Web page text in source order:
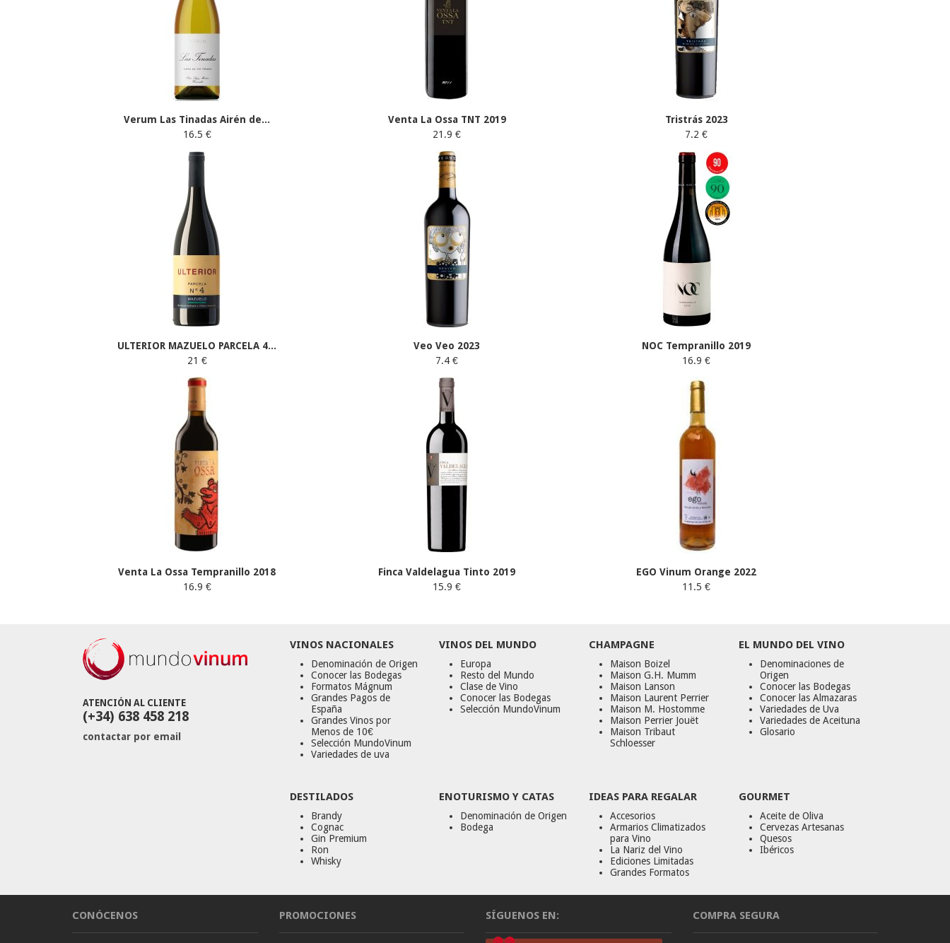
Verum Las Tinadas Airén de...
16.5 €
Venta La Ossa TNT 2019
21.9 €
Tristrás 2023
7.2 €
ULTERIOR MAZUELO PARCELA 4...
21 €
Veo Veo 2023
7.4 €
NOC Tempranillo 2019
16.9 €
Venta La Ossa Tempranillo 2018
16.9 €
Finca Valdelagua Tinto 2019
15.9 €
EGO Vinum Orange 2022
11.5 €
ATENCIÓN AL CLIENTE
(+34) 638 458 218
contactar por email
VINOS NACIONALES
Denominación de Origen
Conocer las Bodegas
Formatos Mágnum
Grandes Pagos de
España
Grandes Vinos por
Menos de 10€
Selección MundoVinum
Variedades de uva
VINOS DEL MUNDO
Europa
Resto del Mundo
Clase de Vino
Conocer las Bodegas
Selección MundoVinum
CHAMPAGNE
Maison Boizel
Maison G.H. Mumm
Maison Lanson
Maison Laurent Perrier
Maison M. Hostomme
Maison Perrier Jouët
Maison Tribaut
Schloesser
EL MUNDO DEL VINO
Denominaciones de
Origen
Conocer las Bodegas
Conocer las Almazaras
Variedades de Uva
Variedades de Aceituna
Glosario
DESTILADOS
Brandy
Cognac
Gin Premium
Ron
Whisky
ENOTURISMO Y CATAS
Denominación de Origen
Bodega
IDEAS PARA REGALAR
Accesorios
Armarios Climatizados
para Vino
La Nariz del Vino
Ediciones Limitadas
Grandes Formatos
GOURMET
Aceite de Oliva
Cervezas Artesanas
Quesos
Ibéricos
CONÓCENOS PROMOCIONES SÍGUENOS EN: COMPRA SEGURA